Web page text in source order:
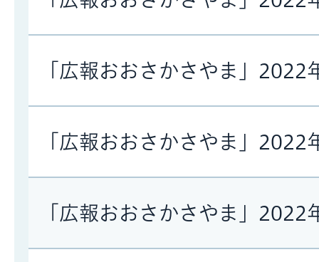
「広報おおさかさやま」2022
「広報おおさかさやま」2022
「広報おおさかさやま」2022